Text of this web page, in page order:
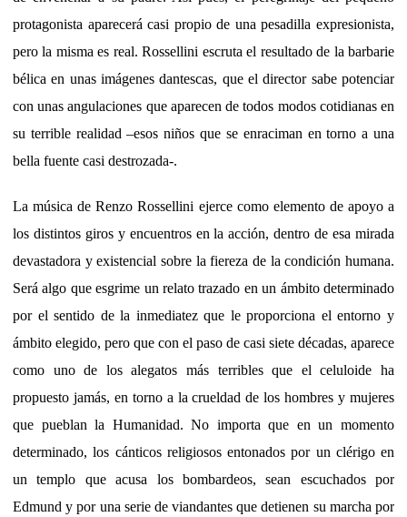
protagonista aparecerá casi propio de una pesadilla expresionista,
pero la misma es real. Rossellini escruta el resultado de la barbarie
bélica en unas imágenes dantescas, que el director sabe potenciar
con unas angulaciones que aparecen de todos modos cotidianas en
su terrible realidad –esos niños que se enraciman en torno a una
bella fuente casi destrozada-.
La música de Renzo Rossellini ejerce como elemento de apoyo a
los distintos giros y encuentros en la acción, dentro de esa mirada
devastadora y existencial sobre la fiereza de la condición humana.
Será algo que esgrime un relato trazado en un ámbito determinado
por el sentido de la inmediatez que le proporciona el entorno y
ámbito elegido, pero que con el paso de casi siete décadas, aparece
como uno de los alegatos más terribles que el celuloide ha
propuesto jamás, en torno a la crueldad de los hombres y mujeres
que pueblan la Humanidad. No importa que en un momento
determinado, los cánticos religiosos entonados por un clérigo en
un templo que acusa los bombardeos, sean escuchados por
Edmund y por una serie de viandantes que detienen su marcha por